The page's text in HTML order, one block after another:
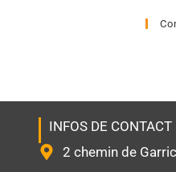
INFOS DE CONTACT
2 chemin de